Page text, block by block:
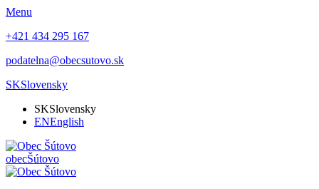
Menu
+421 434 295 167
podatelna@obecsutovo.sk
SKSlovensky
SKSlovensky
ENEnglish
obecŠútovo